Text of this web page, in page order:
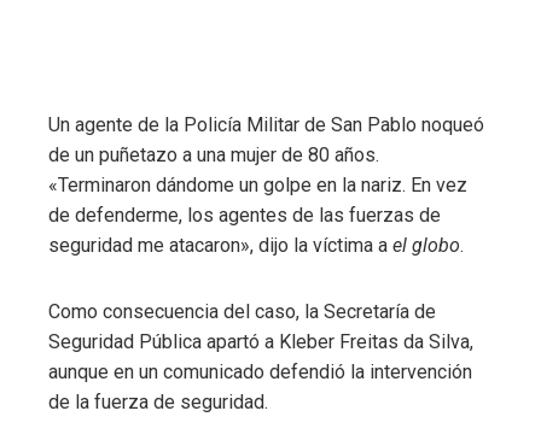
Un agente de la Policía Militar de San Pablo noqueó
de un puñetazo a una mujer de 80 años.
«Terminaron dándome un golpe en la nariz. En vez
de defenderme, los agentes de las fuerzas de
seguridad me atacaron», dijo la víctima a el globo.
Como consecuencia del caso, la Secretaría de
Seguridad Pública apartó a Kleber Freitas da Silva,
aunque en un comunicado defendió la intervención
de la fuerza de seguridad.